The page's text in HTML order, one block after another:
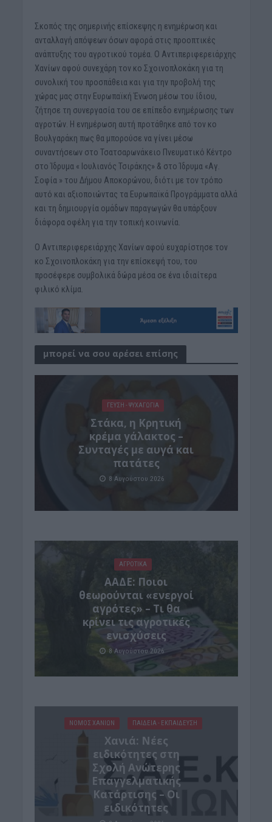
Σκοπός της σημερινής επίσκεψης η ενημέρωση και
ανταλλαγή απόψεων όσων αφορά στις προοπτικές
ανάπτυξης του αγροτικού τομέα. Ο Αντιπεριφερειάρχης
Χανίων αφού συνεχάρη τον κο Σχοινοπλοκάκη για τη
συνολική του προσπάθεια και για την προβολή της
χώρας μας στην Ευρωπαϊκή Ένωση μέσω του ίδιου,
ζήτησε τη συνεργασία του σε επίπεδο ενημέρωσης των
αγροτών. Η ενημέρωση αυτή προτάθηκε από τον κο
Βουλγαράκη πως θα μπορούσε να γίνει μέσω
συναντήσεων στο Τσατσαρωνάκειο Πνευματικό Κέντρο
στο Ίδρυμα « Ιουλιανός Τσιράκης» & στο Ίδρυμα «Αγ.
Σοφία » του Δήμου Αποκορώνου, διότι με τον τρόπο
αυτό και αξιοποιώντας τα Ευρωπαϊκά Προγράμματα αλλά
και τη δημιουργία ομάδων παραγωγών θα υπάρξουν
διάφορα οφέλη για την τοπική κοινωνία.
Ο Αντιπεριφερειάρχης Χανίων αφού ευχαρίστησε τον
κο Σχοινοπλοκάκη για την επίσκεψή του, του
προσέφερε συμβολικά δώρα μέσα σε ένα ιδιαίτερα
φιλικό κλίμα.
μπορεί να σου αρέσει επίσης
ΓΕΎΣΗ - ΨΥΧΑΓΩΓΊΑ
Στάκα, η Κρητική
κρέμα γάλακτος –
Συνταγές με αυγά και
πατάτες
8 Αυγούστου 2026
ΑΓΡΟΤΙΚΑ
ΑΑΔΕ: Ποιοι
θεωρούνται «ενεργοί
αγρότες» – Τι θα
κρίνει τις αγροτικές
ενισχύσεις
8 Αυγούστου 2026
ΝΟΜΌΣ ΧΑΝΊΩΝ ΠΑΙΔΕΙΑ - ΕΚΠΑΙΔΕΥΣΗ
Χανιά: Νέες
ειδικότητες στη
Σχολή Ανώτερης
Επαγγελματικής
Κατάρτισης – Οι
ειδικότητες